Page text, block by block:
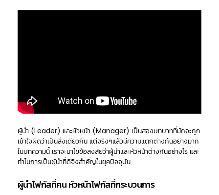
ผู้นำ (Leader) และหัวหน้า (Manager) เป็นสองบทบาทที่มักจะถูก
เข้าใจผิดว่าเป็นสิ่งเดียวกัน แต่จริงๆแล้วมีความแตกต่างกันอย่างมาก
ในบทความนี้ เราจะมาไขข้อสงสัยว่าผู้นำและหัวหน้าต่างกันอย่างไร และ
ทำไมการเป็นผู้นำที่ดีจึงสำคัญในยุคปัจจุบัน
ผู้นำโฟกัสที่คน หัวหน้าโฟกัสที่กระบวนการ